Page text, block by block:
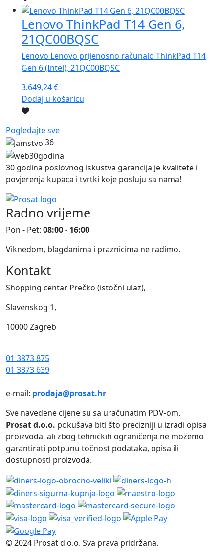
Lenovo ThinkPad T14 Gen 6,
21QC00BQSC
Lenovo Lenovo prijenosno računalo ThinkPad T14
Gen 6 (Intel), 21QC00BQSC
3.649,24€
Dodaj u košaricu
Pogledajte sve
36
30 godina poslovnog iskustva garancija je kvalitete i
povjerenja kupaca i tvrtki koje posluju sa nama!
Radno vrijeme
Pon - Pet: 08:00 - 16:00
Viknedom, blagdanima i praznicima ne radimo.
Kontakt
Shopping centar Prečko (istočni ulaz),
Slavenskog 1,
10000 Zagreb
01 3873 875
01 3873 639
e-mail: prodaja@prosat.hr
Sve navedene cijene su sa uračunatim PDV-om.
Prosat d.o.o. pokušava biti što precizniji u izradi opisa
proizvoda, ali zbog tehničkih ograničenja ne možemo
garantirati potpunu točnost podataka, opisa ili
dostupnosti proizvoda.
© 2024 Prosat d.o.o. Sva prava pridržana.